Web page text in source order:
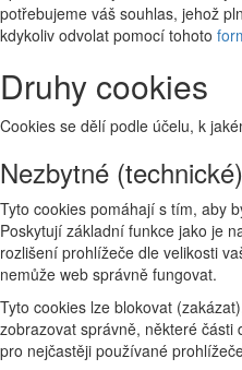
potřebujeme váš souhlas, jehož
kdykoliv odvolat pomocí tohoto
Druhy cookies
Cookies se dělí podle účelu, k
Nezbytné (technické)
Tyto cookies pomáhají s tím, aby
Poskytují základní funkce jako je
rozlišení prohlížeče dle velikosti
nemůže web správně fungovat.
Tyto cookies lze blokovat
zobrazovat správně, některé
pro nejčastěji používané